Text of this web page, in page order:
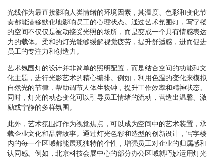
光线作为最直接影响人类情绪的环境因素，其温度、色彩和变化节
奏都能潜移默化地影响员工的心理状态。通过艺术氛围灯，写字楼
的空间不仅仅是被动接受光照的场所，而是变成一个具有情感表达
力的载体。柔和的灯光能够缓解视觉疲劳，提升舒适感，进而促进
员工的专注力和创造力。
艺术氛围灯的设计并非简单的照明配置，而是结合空间的功能和文
化主题，进行光影艺术的精心编排。例如，利用色温的变化来模拟
自然光的节律，帮助调节人体生物钟，提升工作效率和精神状态。
同时，灯光的动态变化可以引导员工情绪的流动，营造出温馨、激
励或宁静的多样氛围。
此外，艺术氛围灯作为视觉焦点，可以成为空间中的艺术装置，承
载企业文化和品牌故事。通过灯光色彩和造型的创新设计，写字楼
内的每一个区域都能展现独特的个性，增强员工对企业的归属感和
认同感。例如，北京科技会展中心的部分办公区域就巧妙运用灯光